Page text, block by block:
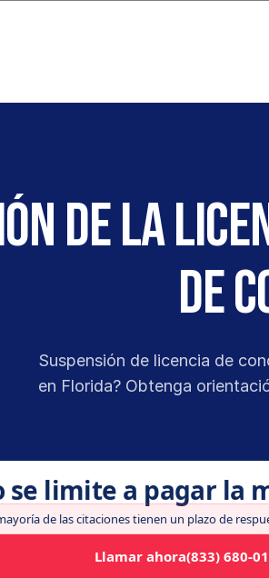
de la
de
Suspensión de licencia de
en Florida? Obtenga
se limite a pagar la
de las citaciones tienen un plazo de
Llamar ahora(833) 680-